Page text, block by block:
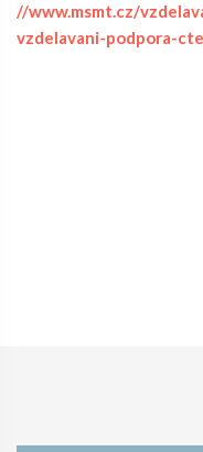
//www.msmt.cz/
vzdelavani-podpora-